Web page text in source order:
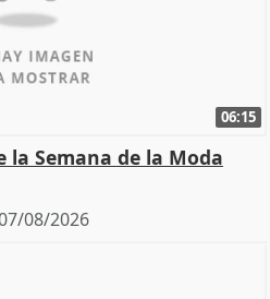
06:15
la Semana de la Moda
08/2026